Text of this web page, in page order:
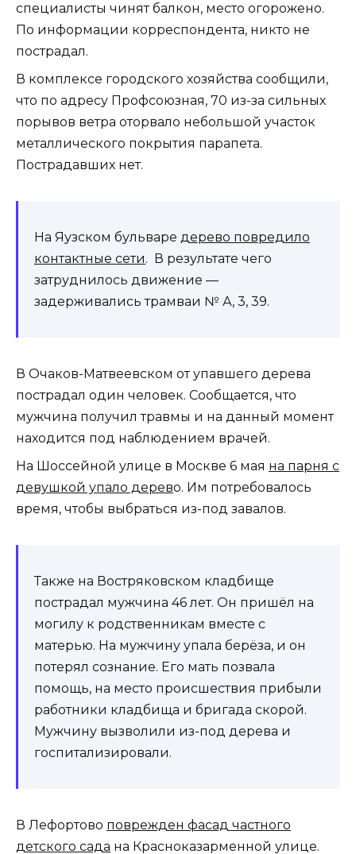
специалисты чинят балкон, место огорожено.
По информации корреспондента, никто не
пострадал.
В комплексе городского хозяйства сообщили,
что по адресу Профсоюзная, 70 из-за сильных
порывов ветра оторвало небольшой участок
металлического покрытия парапета.
Пострадавших нет.
На Яузском бульваре дерево повредило
контактные сети. В результате чего
затруднилось движение —
задерживались трамваи № А, 3, 39.
В Очаков-Матвеевском от упавшего дерева
пострадал один человек. Сообщается, что
мужчина получил травмы и на данный момент
находится под наблюдением врачей.
На Шоссейной улице в Москве 6 мая на парня с
девушкой упало дерево. Им потребовалось
время, чтобы выбраться из-под завалов.
Также на Востряковском кладбище
пострадал мужчина 46 лет. Он пришёл на
могилу к родственникам вместе с
матерью. На мужчину упала берёза, и он
потерял сознание. Его мать позвала
помощь, на место происшествия прибыли
работники кладбища и бригада скорой.
Мужчину вызволили из-под дерева и
госпитализировали.
В Лефортово поврежден фасад частного
детского сада на Красноказарменной улице.